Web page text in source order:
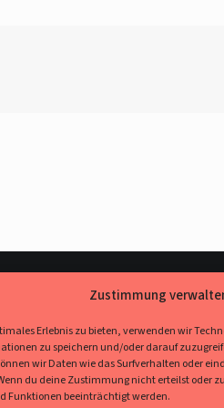
Zustimmung
Erlebnis zu bieten, verwenden wir
zu speichern und/oder darauf
wir Daten wie das Surfverhalten oder
du deine Zustimmung nicht erteilst oder
Funktionen beeinträchtigt werden.
Social Media
Ihr findet uns aufFacebook,YouTube
Rechtliches